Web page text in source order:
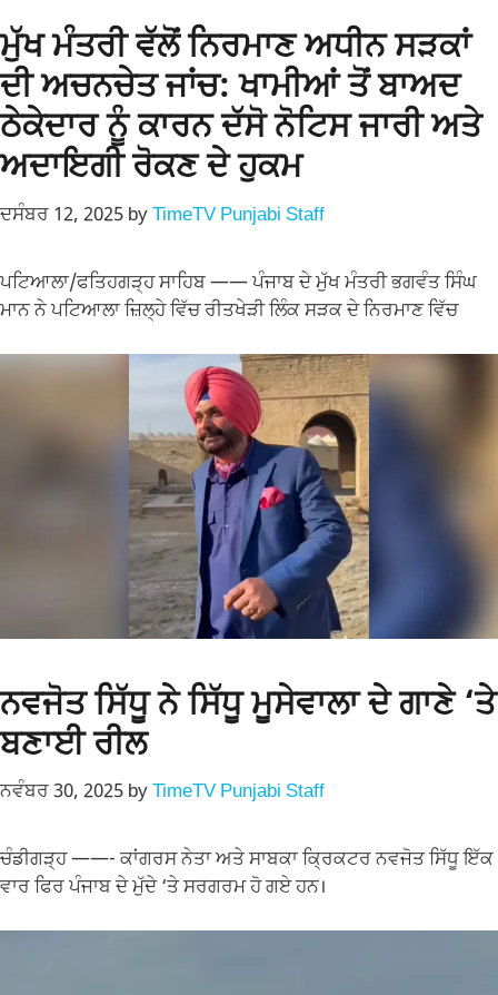
ਮੁੱਖ ਮੰਤਰੀ ਵੱਲੋਂ ਨਿਰਮਾਣ ਅਧੀਨ ਸੜਕਾਂ
ਦੀ ਅਚਨਚੇਤ ਜਾਂਚ: ਖਾਮੀਆਂ ਤੋਂ ਬਾਅਦ
ਠੇਕੇਦਾਰ ਨੂੰ ਕਾਰਨ ਦੱਸੋ ਨੋਟਿਸ ਜਾਰੀ ਅਤੇ
ਅਦਾਇਗੀ ਰੋਕਣ ਦੇ ਹੁਕਮ
ਦਸੰਬਰ 12, 2025 byTimeTV Punjabi Staff
ਪਟਿਆਲਾ/ਫਤਿਹਗੜ੍ਹ ਸਾਹਿਬ —— ਪੰਜਾਬ ਦੇ ਮੁੱਖ ਮੰਤਰੀ ਭਗਵੰਤ ਸਿੰਘ
ਮਾਨ ਨੇ ਪਟਿਆਲਾ ਜ਼ਿਲ੍ਹੇ ਵਿੱਚ ਰੀਤਖੇੜੀ ਲਿੰਕ ਸੜਕ ਦੇ ਨਿਰਮਾਣ ਵਿੱਚ
ਨਵਜੋਤ ਸਿੱਧੂ ਨੇ ਸਿੱਧੂ ਮੂਸੇਵਾਲਾ ਦੇ ਗਾਣੇ ‘ਤੇ
ਬਣਾਈ ਰੀਲ
ਨਵੰਬਰ 30, 2025 byTimeTV Punjabi Staff
ਚੰਡੀਗੜ੍ਹ ——- ਕਾਂਗਰਸ ਨੇਤਾ ਅਤੇ ਸਾਬਕਾ ਕ੍ਰਿਕਟਰ ਨਵਜੋਤ ਸਿੱਧੂ ਇੱਕ
ਵਾਰ ਫਿਰ ਪੰਜਾਬ ਦੇ ਮੁੱਦੇ ‘ਤੇ ਸਰਗਰਮ ਹੋ ਗਏ ਹਨ।